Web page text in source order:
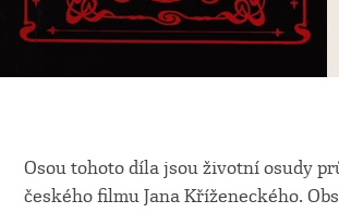
Osou tohoto díla jsou životní osudy
českého filmu Jana Kříženeckého.